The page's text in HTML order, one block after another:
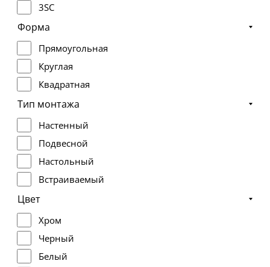
3SC
Форма
Прямоугольная
Круглая
Квадратная
Тип монтажа
Настенный
Подвесной
Настольный
Встраиваемый
Цвет
Хром
Черный
Белый